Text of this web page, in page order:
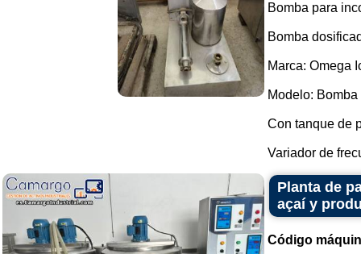
Bomba para
Bomba
Marca: Omega
Modelo:
Con tanque de
Variador de
Planta de
açaí y
Código